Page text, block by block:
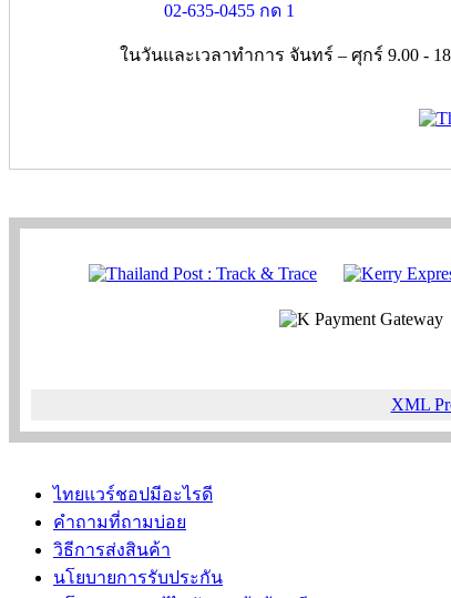
02-635-0455 กด 1
ในวันและเวลาทำการ จันทร์ – ศุกร์ 9.00 -
XML
ไทยแวร์ชอปมีอะไรดี
คำถามที่ถามบ่อย
วิธีการส่งสินค้า
นโยบายการรับประกัน